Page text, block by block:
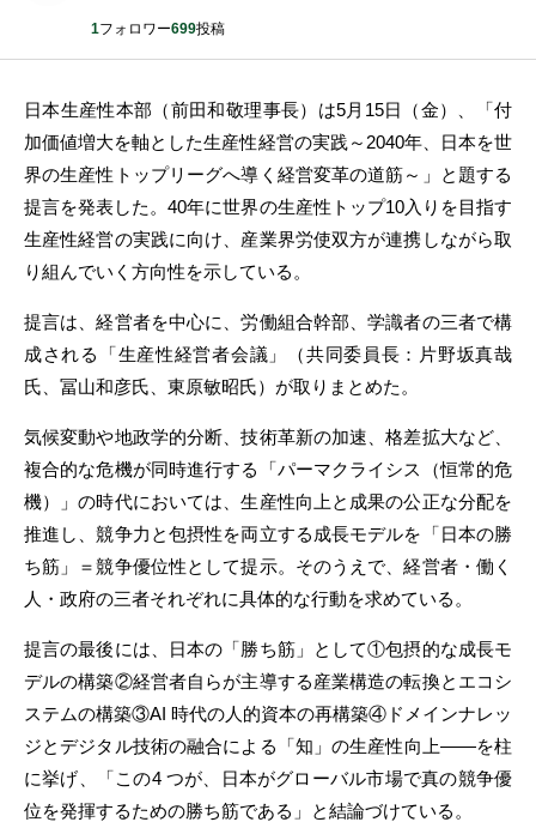
1フォロワー699投稿
日本生産性本部（前田和敬理事長）は5月15日（金）、「付
加価値増大を軸とした生産性経営の実践～2040年、日本を世
界の生産性トップリーグへ導く経営変革の道筋～」と題する
提言を発表した。40年に世界の生産性トップ10入りを目指す
生産性経営の実践に向け、産業界労使双方が連携しながら取
り組んでいく方向性を示している。
提言は、経営者を中心に、労働組合幹部、学識者の三者で構
成される「生産性経営者会議」（共同委員長：片野坂真哉
氏、冨山和彦氏、東原敏昭氏）が取りまとめた。
気候変動や地政学的分断、技術革新の加速、格差拡大など、
複合的な危機が同時進行する「パーマクライシス（恒常的危
機）」の時代においては、生産性向上と成果の公正な分配を
推進し、競争力と包摂性を両立する成長モデルを「日本の勝
ち筋」＝競争優位性として提示。そのうえで、経営者・働く
人・政府の三者それぞれに具体的な行動を求めている。
提言の最後には、日本の「勝ち筋」として①包摂的な成長モ
デルの構築②経営者自らが主導する産業構造の転換とエコシ
ステムの構築③AI 時代の人的資本の再構築④ドメインナレッ
ジとデジタル技術の融合による「知」の生産性向上――を柱
に挙げ、「この4 つが、日本がグローバル市場で真の競争優
位を発揮するための勝ち筋である」と結論づけている。